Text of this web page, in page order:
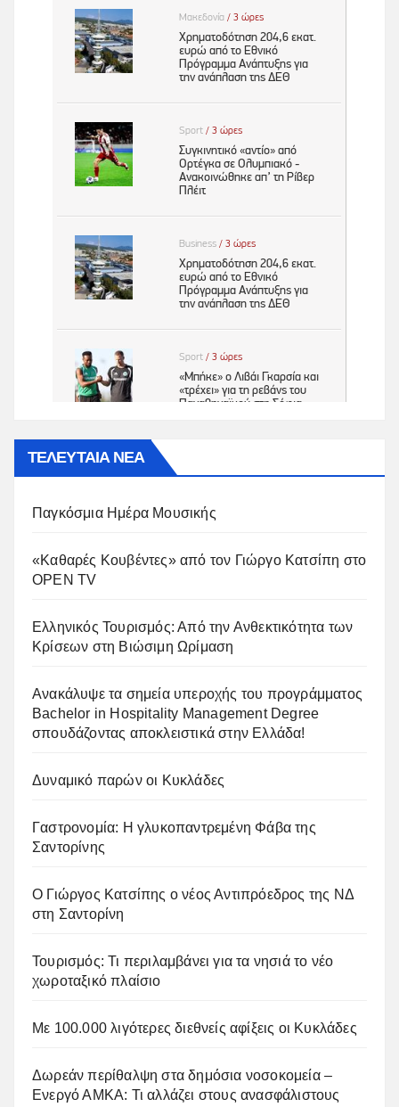
ΤΕΛΕΥΤΑΙΑ ΝΕΑ
Παγκόσμια Ημέρα Μουσικής
«Καθαρές Κουβέντες» από τον Γιώργο Κατσίπη στο
OPEN TV
Ελληνικός Τουρισμός: Από την Ανθεκτικότητα των
Κρίσεων στη Βιώσιμη Ωρίμαση
Ανακάλυψε τα σημεία υπεροχής του προγράμματος
Bachelor in Hospitality Management Degree
σπουδάζοντας αποκλειστικά στην Ελλάδα!
Δυναμικό παρών οι Κυκλάδες
Γαστρονομία: Η γλυκοπαντρεμένη Φάβα της
Σαντορίνης
Ο Γιώργος Κατσίπης ο νέος Αντιπρόεδρος της ΝΔ
στη Σαντορίνη
Τουρισμός: Τι περιλαμβάνει για τα νησιά το νέο
χωροταξικό πλαίσιο
Με 100.000 λιγότερες διεθνείς αφίξεις οι Κυκλάδες
Δωρεάν περίθαλψη στα δημόσια νοσοκομεία –
Ενεργό ΑΜΚΑ: Τι αλλάζει στους ανασφάλιστους